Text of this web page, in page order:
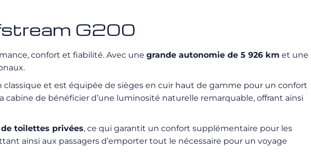
G200
confort et fiabilité. Avec une grande autonomie de 5 926 km et une
et est équipée de sièges en cuir haut de gamme pour un confort
de bénéficier d’une luminosité naturelle remarquable, offrant ainsi
de toilettes privées, ce qui garantit un confort supplémentaire pour les
ainsi aux passagers d’emporter tout le nécessaire pour un voyage